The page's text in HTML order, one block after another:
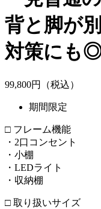
背と脚が
対策にも
99,800円（税込）
期間限定
□ フレーム機能
・2口コンセント
・小棚
・LEDライト
・収納棚
□ 取り扱いサイズ